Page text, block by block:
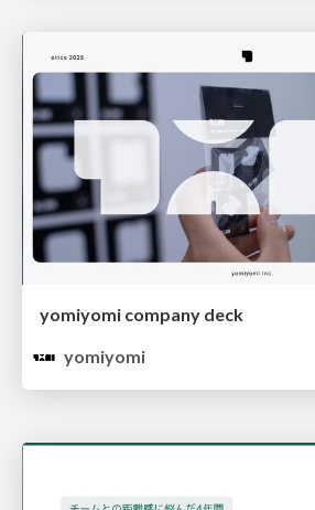
yomiyomi company deck
yomiyomi